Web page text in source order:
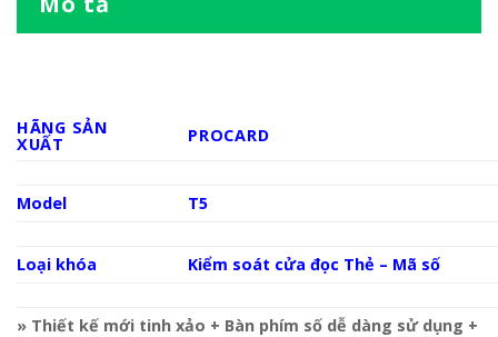
HÃNG SẢN
XUẤT PROCARD
Model T5
Loại khóa Kiểm soát cửa đọc Thẻ – Mã số
» Thiết kế mới tinh xảo + Bàn phím số dễ dàng sử dụng +